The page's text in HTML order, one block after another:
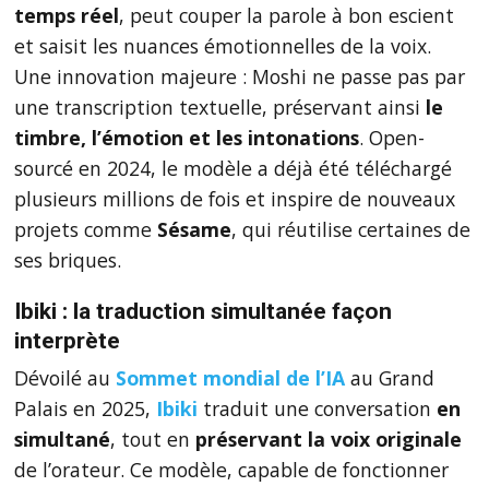
temps réel, peut couper la parole à bon escient
et saisit les nuances émotionnelles de la voix.
Une innovation majeure : Moshi ne passe pas par
une transcription textuelle, préservant ainsi le
timbre, l’émotion et les intonations. Open-
sourcé en 2024, le modèle a déjà été téléchargé
plusieurs millions de fois et inspire de nouveaux
projets comme Sésame, qui réutilise certaines de
ses briques.
Ibiki : la traduction simultanée façon
interprète
Dévoilé au Sommet mondial de l’IA au Grand
Palais en 2025, Ibiki traduit une conversation en
simultané, tout en préservant la voix originale
de l’orateur. Ce modèle, capable de fonctionner